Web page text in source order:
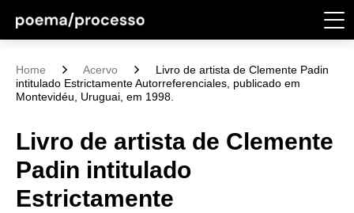
Home Acervo
Livro de artista de Clemente Padin
intitulado Estrictamente Autorreferenciales, publicado em
Montevidéu, Uruguai, em 1998.
Livro de artista de Clemente
Padin intitulado
Estrictamente